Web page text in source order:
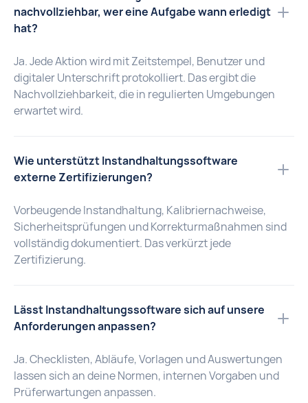
nachvollziehbar, wer eine Aufgabe wann erledigt
hat?
Ja. Jede Aktion wird mit Zeitstempel, Benutzer und
digitaler Unterschrift protokolliert. Das ergibt die
Nachvollziehbarkeit, die in regulierten Umgebungen
erwartet wird.
Wie unterstützt Instandhaltungssoftware
externe Zertifizierungen?
Vorbeugende Instandhaltung, Kalibriernachweise,
Sicherheitsprüfungen und Korrekturmaßnahmen sind
vollständig dokumentiert. Das verkürzt jede
Zertifizierung.
Lässt Instandhaltungssoftware sich auf unsere
Anforderungen anpassen?
Ja. Checklisten, Abläufe, Vorlagen und Auswertungen
lassen sich an deine Normen, internen Vorgaben und
Prüferwartungen anpassen.